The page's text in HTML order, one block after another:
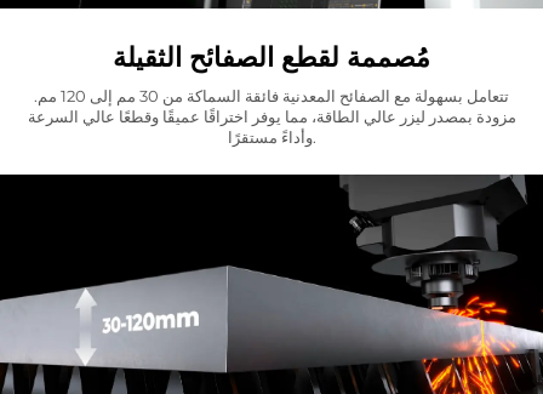
مُصممة لقطع الصفائح الثقيلة
تتعامل بسهولة مع الصفائح المعدنية فائقة السماكة من 30 مم إلى 120 مم.
مزودة بمصدر ليزر عالي الطاقة، مما يوفر اختراقًا عميقًا وقطعًا عالي السرعة
وأداءً مستقرًا.